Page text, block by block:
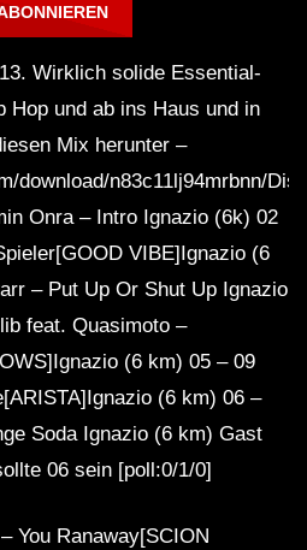
Wirklich solide Essential-
Hop und ab ins Haus und in
Mix herunter –
download/n83c11lj94mrbnn/
Onra – Intro Ignazio (6k) 02
VIBE]Ignazio (6
– Put Up Or Shut Up Ignazio
feat. Quasimoto –
(6 km) 05 – 09
(6 km) 06 –
Soda Ignazio (6 km) Gast
06 sein [poll:0/1/0]
You Ranaway[SCION